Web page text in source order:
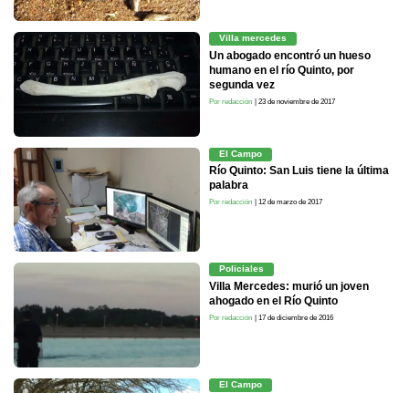
Villa mercedes
Un abogado encontró un hueso
humano en el río Quinto, por
segunda vez
Por redacción | 23 de noviembre de 2017
El Campo
Río Quinto: San Luis tiene la última
palabra
Por redacción | 12 de marzo de 2017
Policiales
Villa Mercedes: murió un joven
ahogado en el Río Quinto
Por redacción | 17 de diciembre de 2016
El Campo